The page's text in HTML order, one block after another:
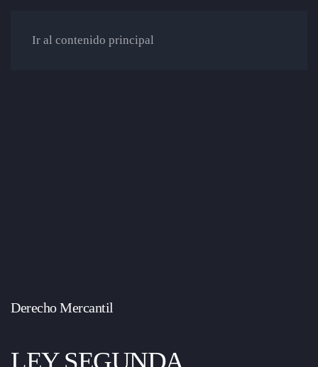
Ir al contenido principal
Derecho Mercantil
LEY SEGUNDA